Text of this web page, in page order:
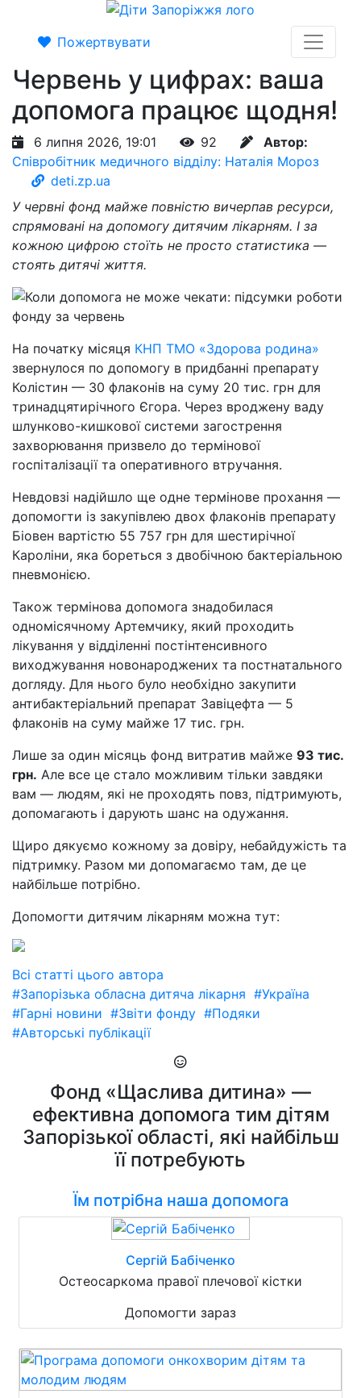
Пожертвувати
Червень у цифрах: ваша
допомога працює щодня!
6 липня 2026, 19:01 92
Автор:
Співробітник медичного відділу: Наталія Мороз
deti.zp.ua
У червні фонд майже повністю вичерпав ресурси,
спрямовані на допомогу дитячим лікарням. І за
кожною цифрою стоїть не просто статистика —
стоять дитячі життя.
На початку місяця КНП ТМО «Здорова родина»
звернулося по допомогу в придбанні препарату
Колістин — 30 флаконів на суму 20 тис. грн для
тринадцятирічного Єгора. Через вроджену ваду
шлунково-кишкової системи загострення
захворювання призвело до термінової
госпіталізації та оперативного втручання.
Невдовзі надійшло ще одне термінове прохання —
допомогти із закупівлею двох флаконів препарату
Біовен вартістю 55 757 грн для шестирічної
Кароліни, яка бореться з двобічною бактеріальною
пневмонією.
Також термінова допомога знадобилася
одномісячному Артемчику, який проходить
лікування у відділенні постінтенсивного
виходжування новонароджених та постнатального
догляду. Для нього було необхідно закупити
антибактеріальний препарат Завіцефта — 5
флаконів на суму майже 17 тис. грн.
Лише за один місяць фонд витратив майже 93 тис.
грн. Але все це стало можливим тільки завдяки
вам — людям, які не проходять повз, підтримують,
допомагають і дарують шанс на одужання.
Щиро дякуємо кожному за довіру, небайдужість та
підтримку. Разом ми допомагаємо там, де це
найбільше потрібно.
Допомогти дитячим лікарням можна тут:
Всі статті цього автора
#Запорізька обласна дитяча лікарня #Україна
#Гарні новини #Звіти фонду #Подяки
#Авторські публікації
Фонд «Щаслива дитина» —
ефективна допомога тим дітям
Запорізької області, які найбільш
її потребують
Їм потрібна наша допомога
Сергій Бабіченко
Остеосаркома правої плечової кістки
Допомогти зараз